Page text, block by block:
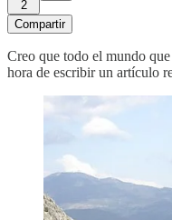
2
Compartir
Creo que todo el mundo
hora de escribir un artículo